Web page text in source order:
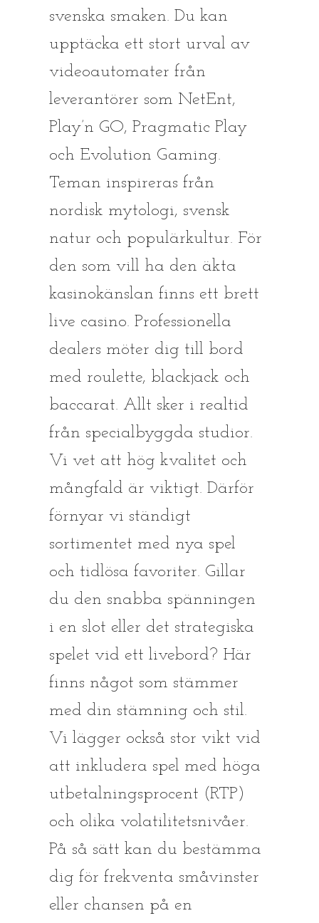
svenska smaken. Du kan
upptäcka ett stort urval av
videoautomater från
leverantörer som NetEnt,
Play’n GO, Pragmatic Play
och Evolution Gaming.
Teman inspireras från
nordisk mytologi, svensk
natur och populärkultur. För
den som vill ha den äkta
kasinokänslan finns ett brett
live casino. Professionella
dealers möter dig till bord
med roulette, blackjack och
baccarat. Allt sker i realtid
från specialbyggda studior.
Vi vet att hög kvalitet och
mångfald är viktigt. Därför
förnyar vi ständigt
sortimentet med nya spel
och tidlösa favoriter. Gillar
du den snabba spänningen
i en slot eller det strategiska
spelet vid ett livebord? Här
finns något som stämmer
med din stämning och stil.
Vi lägger också stor vikt vid
att inkludera spel med höga
utbetalningsprocent (RTP)
och olika volatilitetsnivåer.
På så sätt kan du bestämma
dig för frekventa småvinster
eller chansen på en